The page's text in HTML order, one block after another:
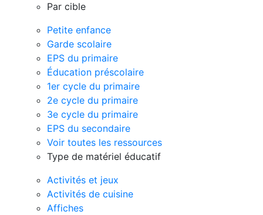
Par cible
Petite enfance
Garde scolaire
EPS du primaire
Éducation préscolaire
1er cycle du primaire
2e cycle du primaire
3e cycle du primaire
EPS du secondaire
Voir toutes les ressources
Type de matériel éducatif
Activités et jeux
Activités de cuisine
Affiches